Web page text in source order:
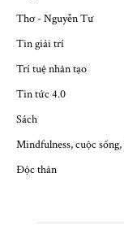
Thơ - Nguyễn Tư
Tin giải trí
Trí tuệ nhân tạo
Tin tức 4.0
Sách
Mindfulness, cuộc
Độc thân